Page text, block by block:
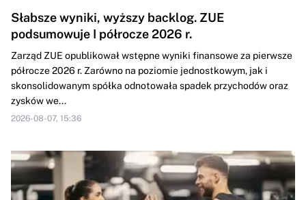
Słabsze wyniki, wyższy backlog. ZUE
podsumowuje I półrocze 2026 r.
Zarząd ZUE opublikował wstępne wyniki finansowe za pierwsze
półrocze 2026 r. Zarówno na poziomie jednostkowym, jak i
skonsolidowanym spółka odnotowała spadek przychodów oraz
zysków we...
2026-08-07, 15:36